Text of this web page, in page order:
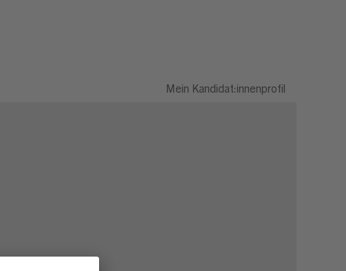
Mein Kandidat:innenprofil